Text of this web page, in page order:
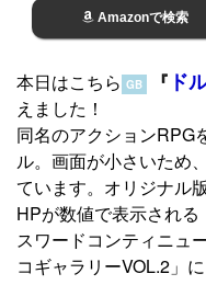
Amazonで検索
本日はこちら GB 『 ド
えました！
同名のアクションRPG
ル。画面が小さいため
ています。オリジナル
HPが数値で表示され
スワードコンティニュ
コギャラリーVOL.2」